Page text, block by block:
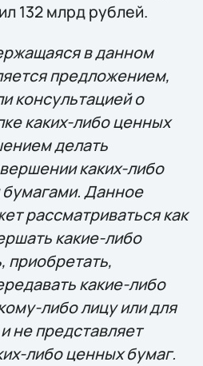
132 млрд рублей.
в данном
предложением,
консультацией о
каких-либо ценных
делать
каких-либо
Данное
рассматриваться как
какие-либо
приобретать,
какие-либо
либо лицу или для
не представляет
либо ценных бумаг.